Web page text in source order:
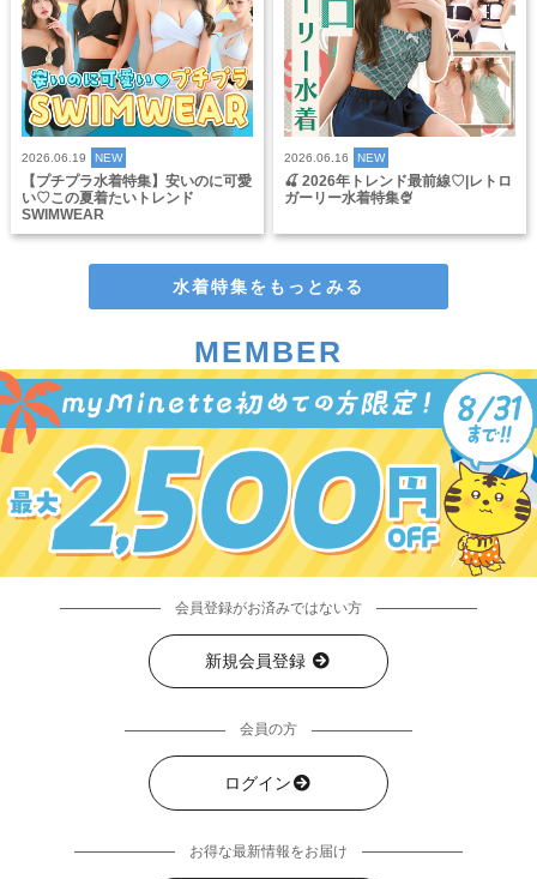
2026.06.19 NEW
【プチプラ水着特集】安いのに可愛
い♡この夏着たいトレンド
SWIMWEAR
2026.06.16 NEW
🍒 2026年トレンド最前線♡|レトロ
ガーリー水着特集🍨
水着特集をもっとみる
MEMBER
会員登録がお済みではない方
新規会員登録
会員の方
ログイン
お得な最新情報をお届け